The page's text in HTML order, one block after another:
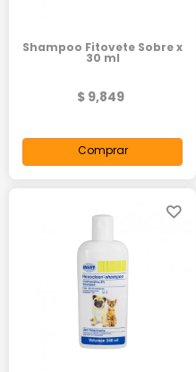
Shampoo Fitovete Sobre x
30 ml
$ 9,849
Comprar